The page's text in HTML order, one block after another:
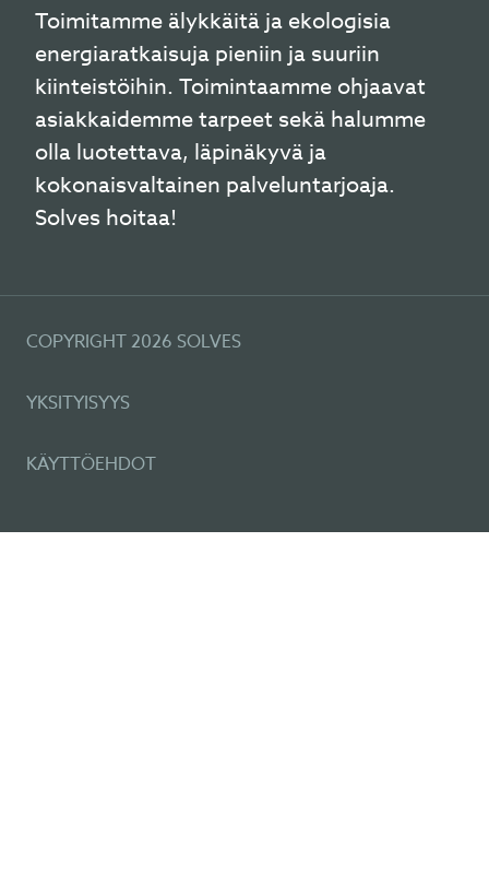
Toimitamme älykkäitä ja ekologisia
energiaratkaisuja pieniin ja suuriin
kiinteistöihin. Toimintaamme ohjaavat
asiakkaidemme tarpeet sekä halumme
olla luotettava, läpinäkyvä ja
kokonaisvaltainen palveluntarjoaja.
Solves hoitaa!
COPYRIGHT 2026 SOLVES
YKSITYISYYS
KÄYTTÖEHDOT